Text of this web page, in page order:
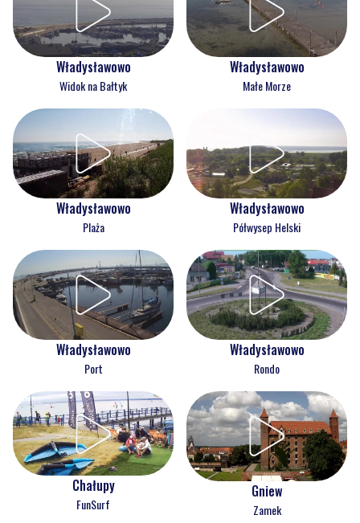
Władysławowo
Widok na Bałtyk
Władysławowo
Małe Morze
Władysławowo
Plaża
Władysławowo
Półwysep Helski
Władysławowo
Port
Władysławowo
Rondo
Chałupy
FunSurf
Gniew
Zamek